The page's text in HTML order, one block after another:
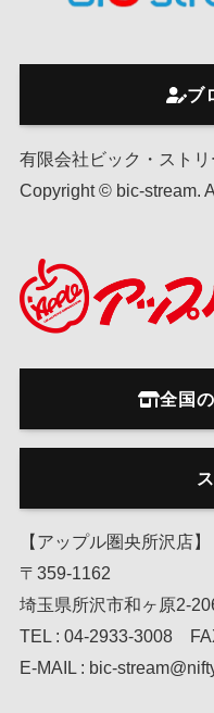
ブ
有限会社ビック・ストリ
Copyright © bic-stream.
全国
【アップル圏央所沢店】
〒359-1162
埼玉県所沢市和ヶ原2-
TEL : 04-2933-3008
E-MAIL : bic-